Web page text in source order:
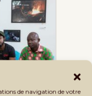
de navigation de votre
d’appui à